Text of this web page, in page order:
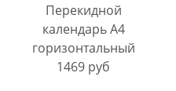
Перекидной
календарь A4
горизонтальный
1469 руб